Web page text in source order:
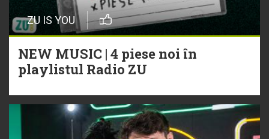
ZU IS YOU
NEW MUSIC | 4 piese noi în
playlistul Radio ZU